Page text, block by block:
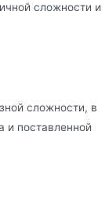
сложности и
сложности, в
и поставленной